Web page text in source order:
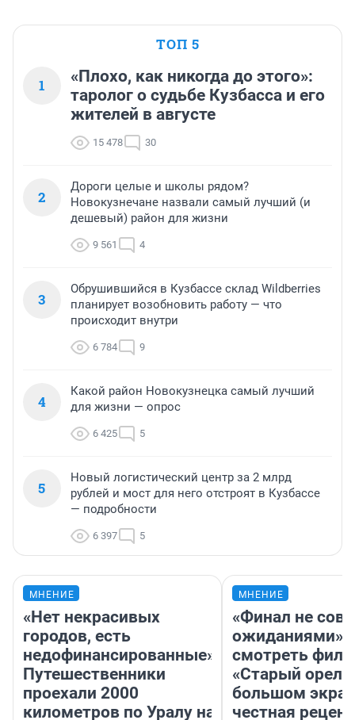
ТОП 5
1
«Плохо, как никогда до этого»:
таролог о судьбе Кузбасса и его
жителей в августе
15 478 30
2
Дороги целые и школы рядом?
Новокузнечане назвали самый лучший (и
дешевый) район для жизни
9 561 4
3
Обрушившийся в Кузбассе склад Wildberries
планирует возобновить работу — что
происходит внутри
6 784 9
4
Какой район Новокузнецка самый лучший
для жизни — опрос
6 425 5
5
Новый логистический центр за 2 млрд
рублей и мост для него отстроят в Кузбассе
— подробности
6 397 5
МНЕНИЕ
«Нет некрасивых
городов, есть
недофинансированные».
Путешественники
проехали 2000
километров по Уралу на
МНЕНИЕ
«Финал не
ожиданиями»:
смотреть
«Старый орел»
большом
честная